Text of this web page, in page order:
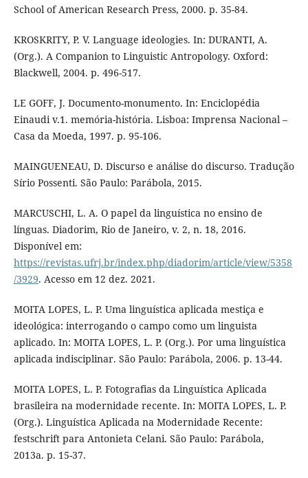
School of American Research Press, 2000. p. 35-84.
KROSKRITY, P. V. Language ideologies. In: DURANTI, A.
(Org.). A Companion to Linguistic Antropology. Oxford:
Blackwell, 2004. p. 496-517.
LE GOFF, J. Documento-monumento. In: Enciclopédia
Einaudi v.1. memória-história. Lisboa: Imprensa Nacional –
Casa da Moeda, 1997. p. 95-106.
MAINGUENEAU, D. Discurso e análise do discurso. Tradução
Sírio Possenti. São Paulo: Parábola, 2015.
MARCUSCHI, L. A. O papel da linguística no ensino de
línguas. Diadorim, Rio de Janeiro, v. 2, n. 18, 2016.
Disponível em:
https://revistas.ufrj.br/index.php/diadorim/article/view/5358
/3929. Acesso em 12 dez. 2021.
MOITA LOPES, L. P. Uma linguística aplicada mestiça e
ideológica: interrogando o campo como um linguista
aplicado. In: MOITA LOPES, L. P. (Org.). Por uma linguística
aplicada indisciplinar. São Paulo: Parábola, 2006. p. 13-44.
MOITA LOPES, L. P. Fotografias da Linguística Aplicada
brasileira na modernidade recente. In: MOITA LOPES, L. P.
(Org.). Linguística Aplicada na Modernidade Recente:
festschrift para Antonieta Celani. São Paulo: Parábola,
2013a. p. 15-37.